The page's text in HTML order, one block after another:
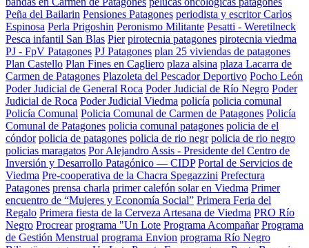
Peña del Bailarin Pensiones Patagones periodista y escritor Carlos
Espinosa Perla Prigoshin Peronismo Militante Pesatti - Weretilneck
Pesca infantil San Blas Pier pirotecnia patagones pirotecnia viedma
PJ - FpV Patagones PJ Patagones plan 25 viviendas de patagones
Plan Castello Plan Fines en Cagliero plaza alsina plaza Lacarra de
Carmen de Patagones Plazoleta del Pescador Deportivo Pocho León
Poder Judicial de General Roca Poder Judicial de Río Negro Poder
Judicial de Roca Poder Judicial Viedma policía policia comunal
Policía Comunal Policia Comunal de Carmen de Patagones Policía
Comunal de Patagones policia comunal patagones policia de el
cóndor policia de patagones policia de rio negr policia de rio negro
policias maragatos Por Alejandro Assis - Presidente del Centro de
Inversión y Desarrollo Patagónico — CIDP Portal de Servicios de
Viedma Pre-cooperativa de la Chacra Spegazzini Prefectura
Patagones prensa charla primer calefón solar en Viedma Primer
encuentro de “Mujeres y Economía Social” Primera Feria del
Regalo Primera fiesta de la Cerveza Artesana de Viedma PRO Río
Negro Procrear programa "Un Lote Programa Acompañar Programa
de Gestión Menstrual programa Envion programa Río Negro